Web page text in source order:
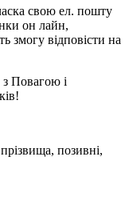
свою ел. пошту
он лайн,
змогу відповісти на
Повагою і
позивні,